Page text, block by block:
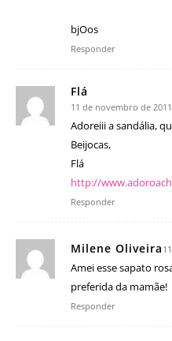
bjOos
Responder
Flá
11 de novembro de
Adoreiii a sandália,
Beijocas,
Flá
http://
Responder
Milene Oliveira
Amei esse sapato
preferida da mamãe!
Responder